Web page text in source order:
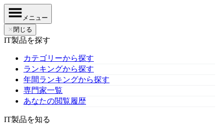
メニュー
✕ 閉じる
IT製品を探す
カテゴリーから探す
ランキングから探す
年間ランキングから探す
専門家一覧
あなたの閲覧履歴
IT製品を知る